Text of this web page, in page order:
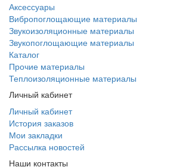
Аксессуары
Вибропоглощающие материалы
Звукоизоляционные материалы
Звукопоглощающие материалы
Каталог
Прочие материалы
Теплоизоляционные материалы
Личный кабинет
Личный кабинет
История заказов
Мои закладки
Рассылка новостей
Наши контакты